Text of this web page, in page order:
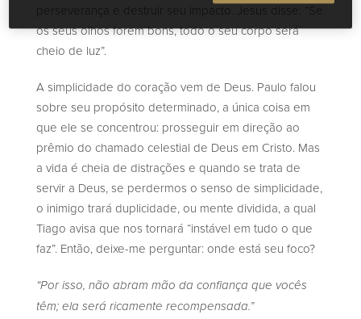
perseverança e destruir seu impacto. Jesus disse: “Se
os seus olhos forem bons, todo o seu corpo será
cheio de luz”.
A simplicidade do coração vem de Deus. Paulo falou
sobre seu propósito determinado, a única coisa em
que ele se concentrou: prosseguir em direção ao
prêmio do chamado celestial de Deus em Cristo. Mas
a vida é cheia de distrações e quando se trata de
servir a Deus, se perdermos o senso de simplicidade,
o inimigo trará duplicidade, ou mente dividida, a qual
Tiago avisa que nos tornará “instável em tudo o que
faz”. Então, deixe-me perguntar: onde está seu foco?
“Por isso, não abram mão da confiança que vocês
têm; ela será ricamente recompensada.”